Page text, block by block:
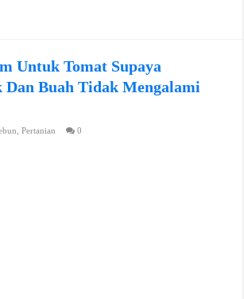
Untuk Tomat Supaya
Dan Buah Tidak Mengalami
,Pertanian 0